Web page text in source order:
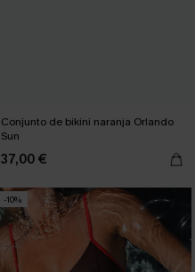
Conjunto de bikini naranja Orlando
Sun
37,00 €
-10%